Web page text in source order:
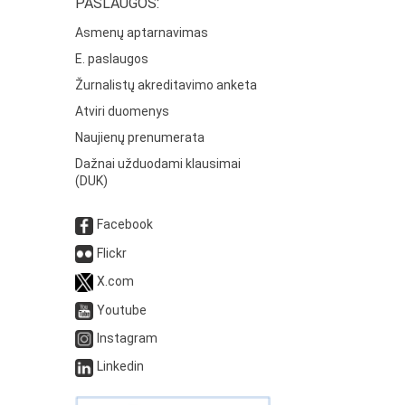
Asmenų aptarnavimas
E. paslaugos
Žurnalistų akreditavimo anketa
Atviri duomenys
Naujienų prenumerata
Dažnai užduodami klausimai
(DUK)
Facebook
Flickr
X.com
Youtube
Instagram
Linkedin